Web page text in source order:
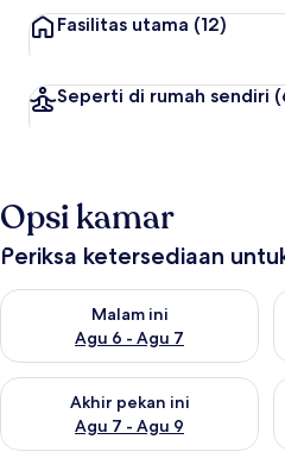
i
l
v
e
l
Fasilitas utama (12)
Seperti di rumah sendiri
Opsi kamar
Periksa ketersediaan
Malam ini
Agu 6 - Agu 7
Periksa ketersediaan untuk
Akhir pekan ini
Agu 7 - Agu 9
Periksa ketersediaan untuk akhir